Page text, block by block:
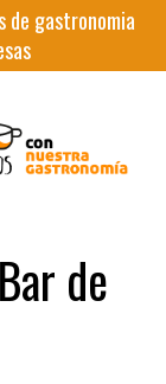
de gastronomia
de